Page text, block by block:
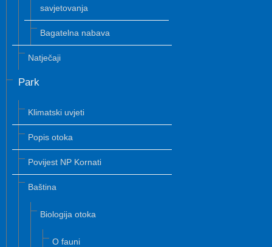
savjetovanja
Bagatelna nabava
Natječaji
Park
Klimatski uvjeti
Popis otoka
Povijest NP Kornati
Baština
Biologija otoka
O fauni